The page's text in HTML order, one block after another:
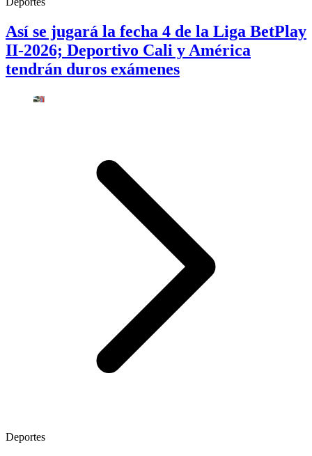
Así se jugará la fecha 4 de la Liga BetPlay
II-2026; Deportivo Cali y América
tendrán duros exámenes
Deportes